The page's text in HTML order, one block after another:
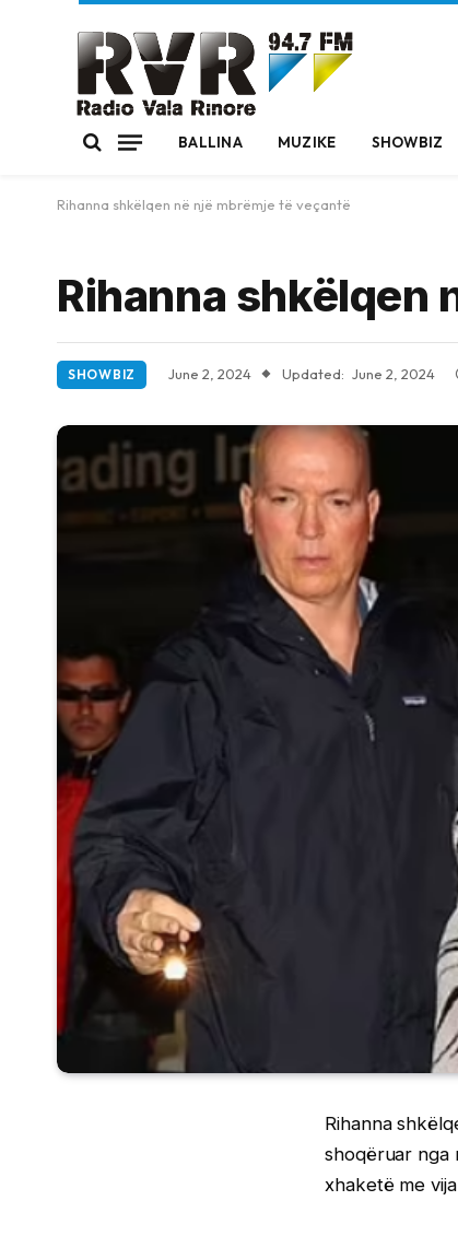
BALLINA MUZIKE SHOWBIZ
Rihanna shkëlqen në një mbrëmje të veçantë
Rihanna shkëlqen
SHOWBIZ June 2, 2024 Updated: June 2, 2024
Rihanna
shoqëruar nga
xhaketë me